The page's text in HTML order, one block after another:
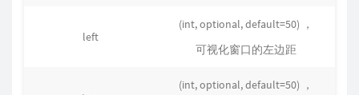
left
(int, optional, default=50) ，
可视化窗口的左边距
(int, optional, default=50) ，